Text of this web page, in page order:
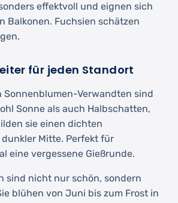
effektvoll und eignen sich
Balkonen. Fuchsien schätzen
für jeden Standort
Sonnenblumen-Verwandten sind
Sonne als auch Halbschatten,
sie einen dichten
Mitte. Perfekt für
eine vergessene Gießrunde.
sind nicht nur schön, sondern
blühen von Juni bis zum Frost in